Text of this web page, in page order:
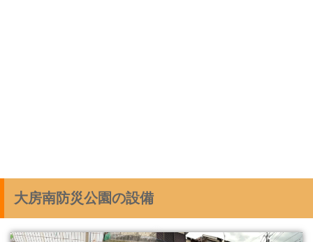
大房南防災公園の設備